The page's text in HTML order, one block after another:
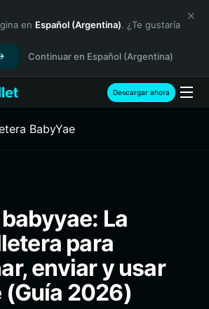
en Español (Argentina). ¿Te gustaría
Continuar en Español (Argentina)
Descargar ahora
BabyYae
La
para
enviar y usar
(Guía 2026)